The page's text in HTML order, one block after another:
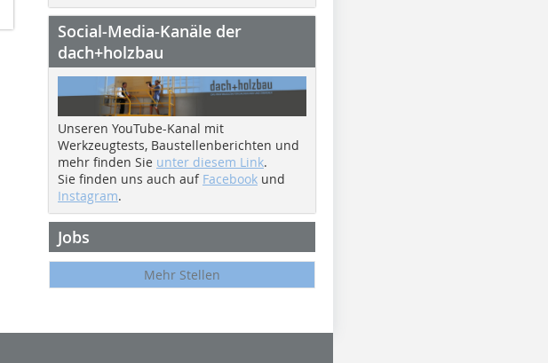
Social-Media-Kanäle der
dach+holzbau
Unseren YouTube-Kanal mit
Werkzeugtests, Baustellenberichten und
mehr finden Sie unter diesem Link.
Sie finden uns auch auf Facebook und
Instagram.
Jobs
Mehr Stellen